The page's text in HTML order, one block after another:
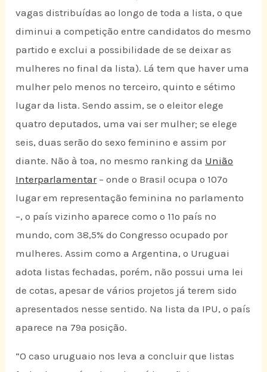
vagas distribuídas ao longo de toda a lista, o que
diminui a competição entre candidatos do mesmo
partido e exclui a possibilidade de se deixar as
mulheres no final da lista). Lá tem que haver uma
mulher pelo menos no terceiro, quinto e sétimo
lugar da lista. Sendo assim, se o eleitor elege
quatro deputados, uma vai ser mulher; se elege
seis, duas serão do sexo feminino e assim por
diante. Não à toa, no mesmo ranking da União
Interparlamentar– onde o Brasil ocupa o 107º
lugar em representação feminina no parlamento
–, o país vizinho aparece como o 11º país no
mundo, com 38,5% do Congresso ocupado por
mulheres. Assim como a Argentina, o Uruguai
adota listas fechadas, porém, não possui uma lei
de cotas, apesar de vários projetos já terem sido
apresentados nesse sentido. Na lista da IPU, o país
aparece na 79ª posição.
“O caso uruguaio nos leva a concluir que listas